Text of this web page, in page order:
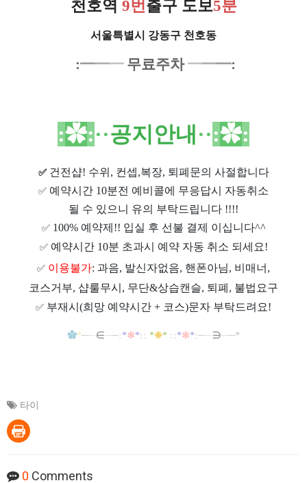
천호역 9번출구 도보5분
서울특별시 강동구 천호동
:━━━ 무료주차 ━━━:
:✿:··공지안내 ··:✿:
✅ 건전샵! 수위, 컨셉,복장, 퇴폐문의 사절합니다
✅ 예약시간 10분전 예비콜에 무응답시 자동취소
될 수 있으니 유의 부탁드립니다 !!!!
✅ 100% 예약제!! 입실 후 선불 결제 이십니다^^
✅ 예약시간 10분 초과시 예약 자동 취소 되세요!
✅ 이용불가: 과음, 발신자없음, 핸폰아님, 비매너,
코스거부, 샵룰무시, 무단&상습캔슬, 퇴폐, 불법요구
✅ 부재시(희망 예약시간 + 코스)문자 부탁드려요!
✿*──∈──: *✼* :: *❉* :: *✼* :──∋──*
타이
0 Comments